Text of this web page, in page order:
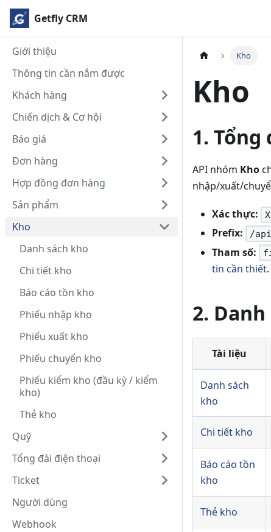
Getfly CRM
Giới thiệu
Thông tin cần nắm được
Khách hàng
Chiến dịch & Cơ hội
Báo giá
Đơn hàng
Hợp đồng đơn hàng
Sản phẩm
Kho
Danh sách kho
Chi tiết kho
Báo cáo tồn kho
Phiếu nhập kho
Phiếu xuất kho
Phiếu chuyển kho
Phiếu kiểm kho (đầu kỳ / kiểm
kho)
Thẻ kho
Quỹ
Tổng đài điện thoại
Ticket
Người dùng
Webhook
Kho
Kho
1. Tổng
API nhóm Kho
nhập/xuất/
Xác thực:
Prefix: /
Tham số:
tin cần thiết.
2.
Tài liệu
Danh sách
kho
Chi tiết kho
Báo cáo tồn
kho
Thẻ kho